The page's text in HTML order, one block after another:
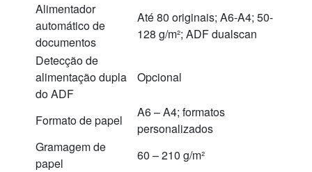
Alimentador
automático de
documentos
Até 80 originais; A6-A4; 50-
128 g/m²; ADF dualscan
Detecção de
alimentação dupla
do ADF
Opcional
Formato de papel
A6 – A4; formatos
personalizados
Gramagem de
papel
60 – 210 g/m²